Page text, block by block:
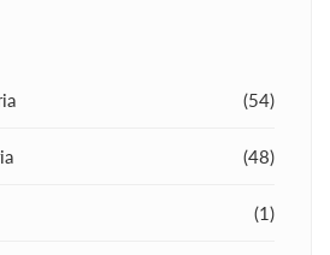
(54)
(48)
(1)